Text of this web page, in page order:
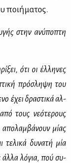
ποι­ή­μα­τος.
στην ανύ­πο­πτη
ότι οι έλ­λη­νες
πρό­σλη­ψη του
έχει δρα­στι­κά αλ­
τους νε­ό­τε­ρους
απο­λαμ­βά­νουν μί­ας
τε­λι­κά δυ­να­τή μία
άλ­λα λό­για, πού συ­